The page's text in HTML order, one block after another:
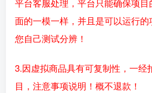
平台客服处理，平台只能确保项
面的一模一样，并且是可以运行
您自己测试分辨！
3.因虚拟商品具有可复制性，一经
目，注意事项说明！概不退款！